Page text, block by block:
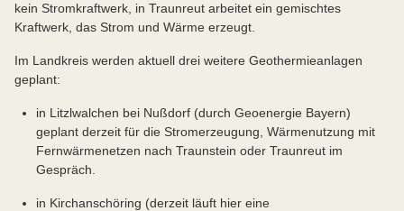
kein Stromkraftwerk, in Traunreut arbeitet ein gemischtes
Kraftwerk, das Strom und Wärme erzeugt.
Im Landkreis werden aktuell drei weitere Geothermieanlagen
geplant:
in Litzlwalchen bei Nußdorf (durch Geoenergie Bayern)
geplant derzeit für die Stromerzeugung, Wärmenutzung mit
Fernwärmenetzen nach Traunstein oder Traunreut im
Gespräch.
in Kirchanschöring (derzeit läuft hier eine